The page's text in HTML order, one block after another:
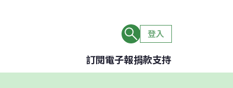
登入
訂閱電子報捐款支持